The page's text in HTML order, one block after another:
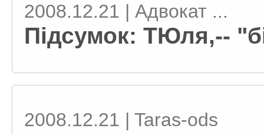
2008.12.21 | Адвокат ...
Підсумок: ТЮля,--
2008.12.21 | Taras-ods